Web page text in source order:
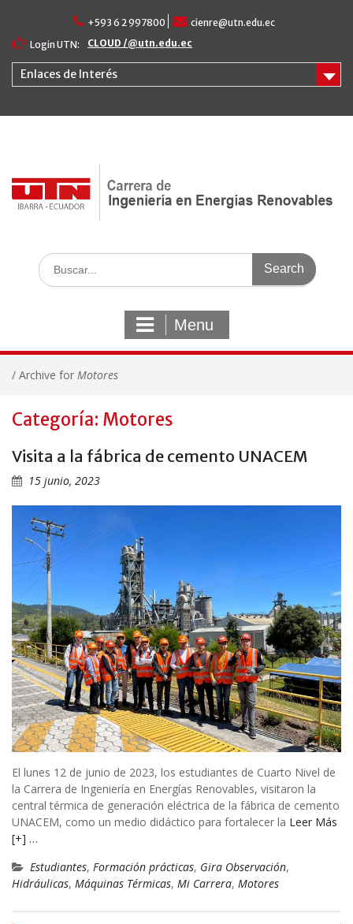
content
+593 6 2 997800
cienre@utn.edu.ec
Login UTN:
CLOUD /@utn.edu.ec
Enlaces de Interés
Search
for:
Menu
/ Archive for Motores
Categoría: Motores
Visita a la fábrica de cemento UNACEM
15 junio, 2023
El lunes 12 de junio de 2023, los estudiantes de Cuarto Nivel de
la Carrera de Ingeniería en Energías Renovables, visitaron la
central térmica de generación eléctrica de la fábrica de cemento
UNACEM, como un medio didáctico para fortalecer la Leer Más
[+] …
Estudiantes, Formación prácticas, Gira Observación,
Hidráulicas, Máquinas Térmicas, Mi Carrera, Motores